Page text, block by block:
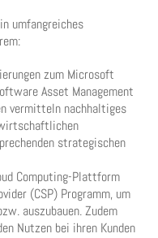
umfangreiches
zum Microsoft
Asset Management
vermitteln nachhaltiges
strategischen
Computing-Plattform
(CSP) Programm, um
auszubauen. Zudem
Nutzen bei ihren Kunden